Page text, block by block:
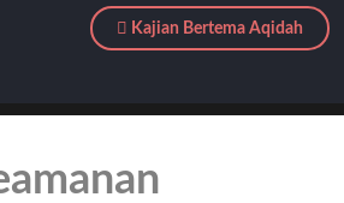
Kajian Bertema Aqidah